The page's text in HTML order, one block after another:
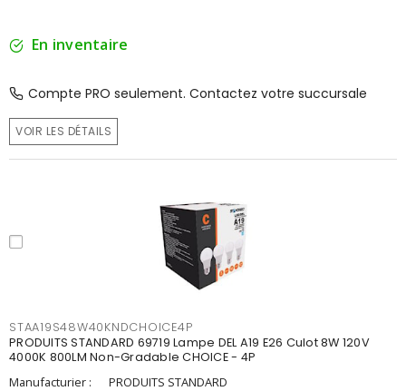
En inventaire
Compte PRO seulement. Contactez votre succursale
VOIR LES DÉTAILS
STAA19S48W40KNDCHOICE4P
PRODUITS STANDARD 69719 Lampe DEL A19 E26 Culot 8W 120V
4000K 800LM Non-Gradable CHOICE - 4P
Manufacturier :
PRODUITS STANDARD